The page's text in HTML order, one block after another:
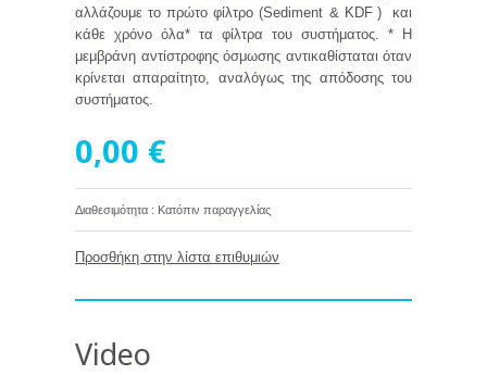
αλλάζουμε το πρώτο φίλτρο (Sediment & KDF ) και
κάθε χρόνο όλα* τα φίλτρα του συστήματος. * Η
μεμβράνη αντίστροφης όσμωσης αντικαθίσταται όταν
κρίνεται απαραίτητο, αναλόγως της απόδοσης του
συστήματος.
0,00 €
Διαθεσιμότητα : Κατόπιν παραγγελίας
Προσθήκη στην λίστα επιθυμιών
Video